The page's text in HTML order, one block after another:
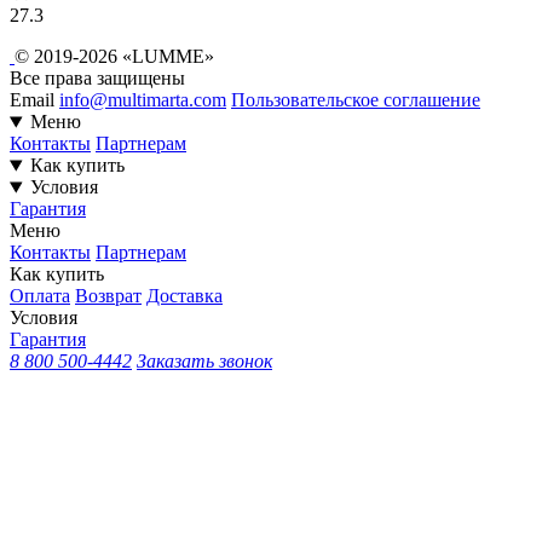
27.3
© 2019-2026 «LUMME»
Все права защищены
Email info@multimarta.com Пользовательское соглашение
Меню
Контакты Партнерам
Как купить
Условия
Гарантия
Меню
Контакты Партнерам
Как купить
Оплата Возврат Доставка
Условия
Гарантия
8 800 500-4442 Заказать звонок